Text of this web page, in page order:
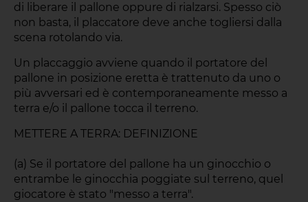
di liberare il pallone oppure di rialzarsi. Spesso ciò
non basta, il placcatore deve anche togliersi dalla
scena rotolando via.
Un placcaggio avviene quando il portatore del
pallone in posizione eretta è trattenuto da uno o
più avversari ed è contemporaneamente messo a
terra e/o il pallone tocca il terreno.
METTERE A TERRA: DEFINIZIONE
(a) Se il portatore del pallone ha un ginocchio o
entrambe le ginocchia poggiate sul terreno, quel
giocatore è stato "messo a terra".